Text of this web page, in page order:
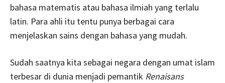
bahasa matematis atau bahasa ilmiah yang terlalu
latin. Para ahli itu tentu punya berbagai cara
menjelaskan sains dengan bahasa yang mudah.
Sudah saatnya kita sebagai negara dengan umat islam
terbesar di dunia menjadi pemantik Renaisans